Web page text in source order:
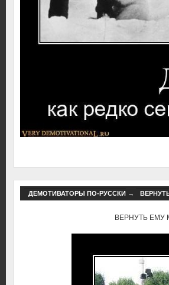
ДЕМОТИВАТОРЫ ПО-РУССКИ→
ВЕРНУТЬ ЕМУ